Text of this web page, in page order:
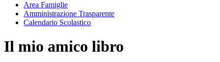
Area Famiglie
Amministrazione Trasparente
Calendario Scolastico
Il mio amico libro